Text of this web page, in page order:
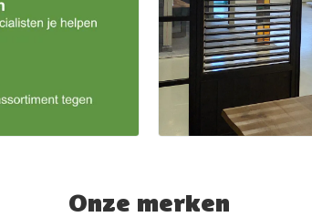
Onze merken